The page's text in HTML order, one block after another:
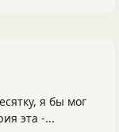
я бы мог
эта -...